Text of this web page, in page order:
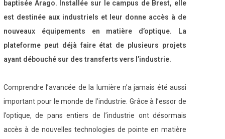
baptisée Arago. Installée sur le campus de Brest, elle
est destinée aux industriels et leur donne accès à de
nouveaux équipements en matière d’optique. La
plateforme peut déjà faire état de plusieurs projets
ayant débouché sur des transferts vers l’industrie.
Comprendre l’avancée de la lumière n’a jamais été aussi
important pour le monde de l’industrie. Grâce à l’essor de
l’optique, de pans entiers de l’industrie ont désormais
accès à de nouvelles technologies de pointe en matière